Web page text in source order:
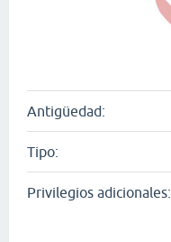
Antigüedad:
Tipo:
Privilegios adicionales: